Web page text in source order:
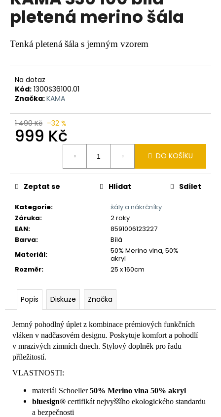
5
hvězdiček.
pletená merino šála
Tenká pletená šála s jemným vzorem
Na dotaz
Kód: 1300S36100.01
Značka:KAMA
1 490 Kč –32 %
999 Kč
DO KOŠÍKU
Kategorie:
šály a nákrčníky
Záruka:
2 roky
EAN:
8591006123227
Barva:
Bílá
Materiál:
50% Merino vlna, 50%
akryl
Rozměr: 25 x 160cm
Zeptat se Hlídat Sdílet
Popis Diskuze Značka
Jemný pohodlný úplet z kombinace prémiových funkčních
vláken v nadčasovém designu. Poskytuje komfort a pohodlí
v mrazivých zimních dnech. Stylový doplněk pro řadu
příležitostí.
VLASTNOSTI:
materiál Schoeller50% Merino vlna 50% akryl
bluesign® certifikát nejvyššího ekologického standardu
a bezpečnosti
a
j
í
t
?
HLEDAT
o
u
č
u
e
m